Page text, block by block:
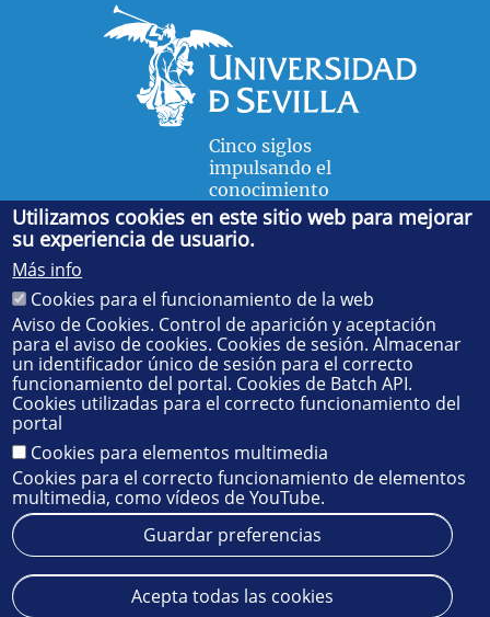
Cinco siglos
impulsando el
conocimiento
FACULTAD DE FÍSICA
Avda. de la Reina Mercedes, s/n. 41012 Sevilla. Tel.:
55 28 91. Administración:administradorfisica@us.es
Secretaría:jsecfisi@us.es- Decanato:ffisaog@us.es
Aviso legal Protección de datos
Cookies
© 2025SIC - Universidad de Sevilla
Utilizamos cookies en este sitio web para mejorar
su experiencia de usuario.
Más info
Cookies para el funcionamiento de la web
Aviso de Cookies. Control de aparición y aceptación
para el aviso de cookies. Cookies de sesión. Almacenar
un identificador único de sesión para el correcto
funcionamiento del portal. Cookies de Batch API.
Cookies utilizadas para el correcto funcionamiento del
portal
Cookies para elementos multimedia
Cookies para el correcto funcionamiento de elementos
multimedia, como vídeos de YouTube.
Guardar preferencias
Acepta todas las cookies